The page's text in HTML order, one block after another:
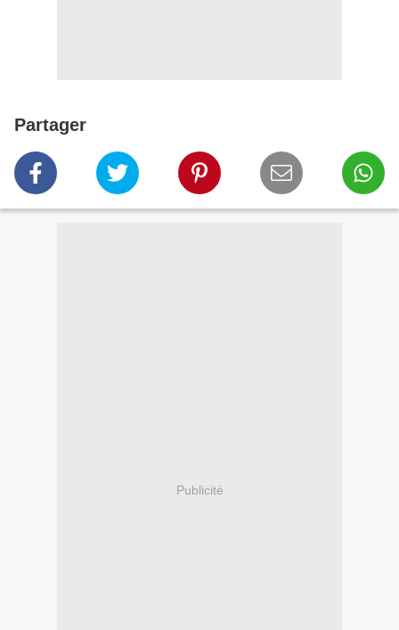
Partager
Publicité